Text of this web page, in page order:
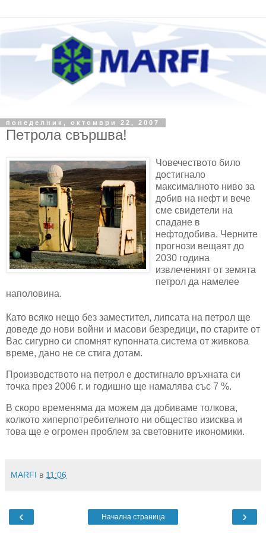
понеделник, октомври 22, 2007
Πeтрола свършва!
Човечеството било
достигнало
максималното ниво за
добив на нефт и вече
сме свидетели на
спадане в
нефтодобива. Черните
прогнози вещаят до
2030 година
извлеченият от земята
петрол да намелее
наполовина.
Като всяко нещо без заместител, липсата на петрол ще
доведе до нови войни и масови безредици, по старите от
Вас сигурно си спомнят купонната система от живкова
време, дано не се стига дотам.
Производството на петрол е достигнало връхната си
точка през 2006 г. и годишно ще намалява със 7 %.
В скоро временяма да можем да добиваме толкова,
колкото хиперпотребителното ни общество изисква и
това ще е огромен проблем за световните икономики.
MARFI в 11:06
‹ ›
Начална страница